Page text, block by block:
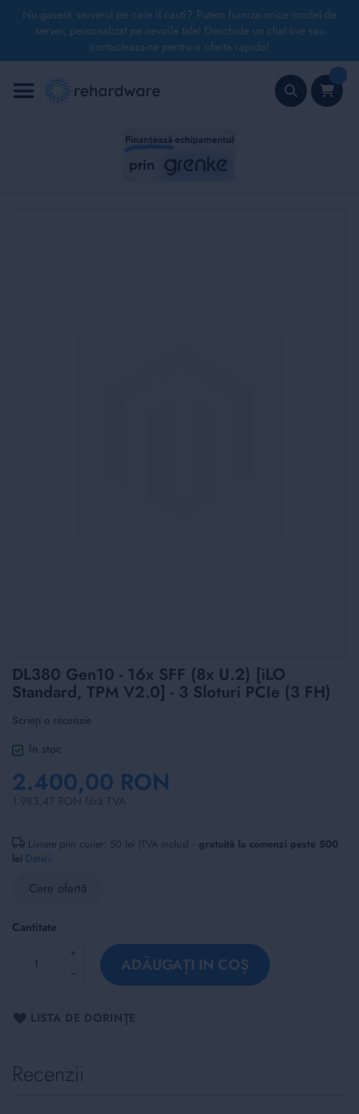
Nu gasesti serverul pe care il cauti? Putem furniza orice model de
server, personalizat pe nevoile tale! Deschide un chat live sau
contacteaza-ne pentru o oferta rapida!
la
Conținut
Skip
to
the
beginning
of
the
images
gallery
DL380 Gen10 - 16x SFF (8x U.2) [iLO
Standard, TPM V2.0] - 3 Sloturi PCIe (3 FH)
Scrieți o recenzie
în stoc
2.400,00 RON
Livrare prin curier: 50 lei (TVA inclus) · gratuită la comenzi peste 500
lei Detalii
Cere ofertă
Cantitate
ADĂUGAȚI IN COȘ
LISTA DE DORINȚE
Recenzii